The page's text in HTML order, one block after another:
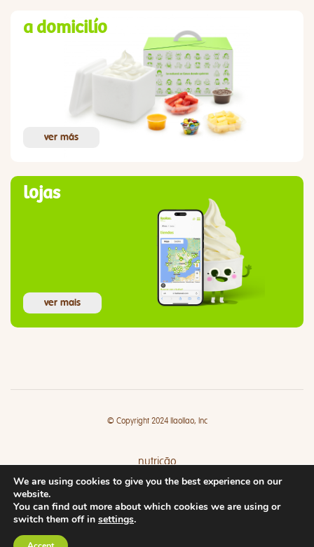
a domicilío
ver más
lojas
ver mais
© Copyright 2024 llaollao, Inc
nutrição
lojas
We are using cookies to give you the best experience on our
website.
You can find out more about which cookies we are using or
switch them off in settings.